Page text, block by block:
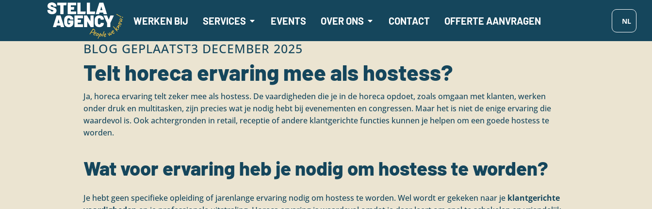
WERKEN BIJ SERVICES EVENTS OVER ONS CONTACT OFFERTE AANVRAGEN
BLOG GEPLAATST3 DECEMBER 2025
Telt horeca ervaring mee als hostess?
Ja, horeca ervaring telt zeker mee als hostess. De vaardigheden die je in de horeca opdoet, zoals omgaan met klanten, werken
onder druk en multitasken, zijn precies wat je nodig hebt bij evenementen en congressen. Maar het is niet de enige ervaring die
waardevol is. Ook achtergronden in retail, receptie of andere klantgerichte functies kunnen je helpen om een goede hostess te
worden.
Wat voor ervaring heb je nodig om hostess te worden?
Je hebt geen specifieke opleiding of jarenlange ervaring nodig om hostess te worden. Wel wordt er gekeken naar je klantgerichte